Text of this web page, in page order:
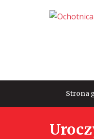
Strona